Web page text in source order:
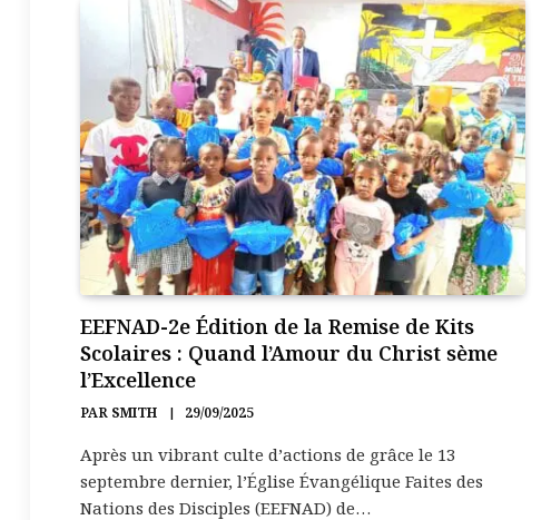
EEFNAD-2e Édition de la Remise de Kits
Scolaires : Quand l’Amour du Christ sème
l’Excellence
PAR SMITH 29/09/2025
Après un vibrant culte d’actions de grâce le 13
septembre dernier, l’Église Évangélique Faites des
Nations des Disciples (EEFNAD) de…